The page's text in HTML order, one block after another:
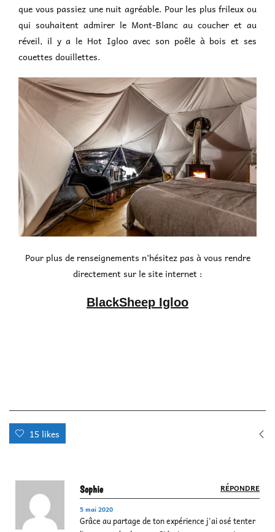
que vous passiez une nuit agréable. Pour les plus frileux ou
qui souhaitent admirer le Mont-Blanc au coucher et au
réveil, il y a le Hot Igloo avec son poêle à bois et ses
couettes douillettes.
Pour plus de renseignements n’hésitez pas à vous rendre
directement sur le site internet :
BlackSheep Igloo
15 likes
RÉPONDRE
Sophie
5 mai 2020
Grâce au partage de ton expérience j'ai osé tenter